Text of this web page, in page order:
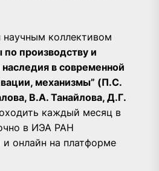
коллективом
производству и
в современной
механизмы” (П.С.
В.А. Танайлова, Д.Г.
каждый месяц в
в ИЭА РАН
онлайн на платформе